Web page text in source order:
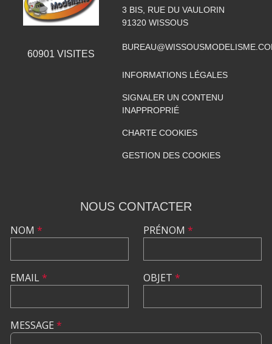
60901 VISITES
3 BIS, RUE DU VAULORIN
91320 WISSOUS
INFORMATIONS LÉGALES
SIGNALER UN CONTENU
INAPPROPRIÉ
CHARTE COOKIES
GESTION DES COOKIES
NOUS CONTACTER
NOM *
EMAIL*
PRÉNOM *
OBJET *
MESSAGE *